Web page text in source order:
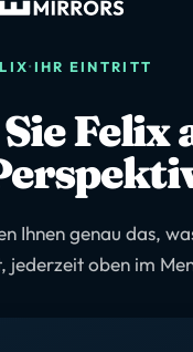
·IHR EINTRITT
Felix
Ihnen genau das,
jederzeit oben im